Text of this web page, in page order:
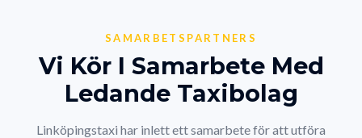
SAMARBETSPARTNERS
Vi Kör I Samarbete Med
Ledande Taxibolag
Linköpingstaxi har inlett ett samarbete för att utföra